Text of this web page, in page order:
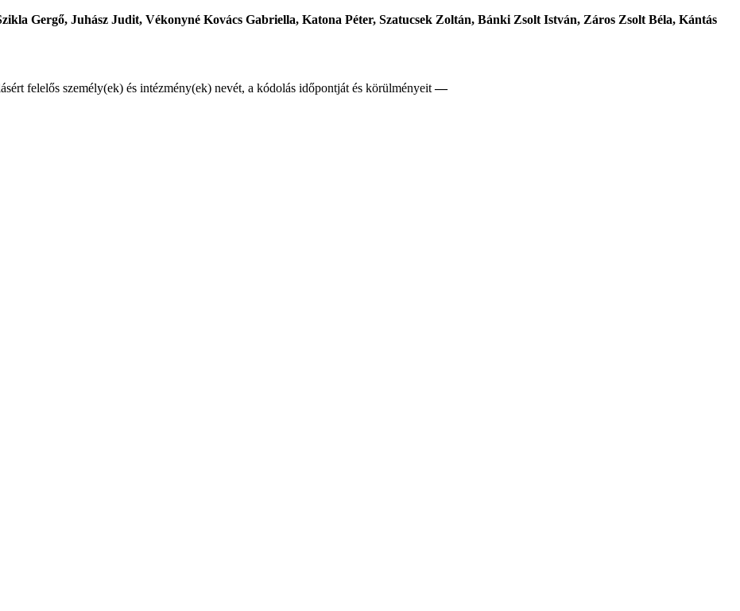
Gergő, Juhász Judit, Vékonyné Kovács Gabriella, Katona Péter, Szatucsek Zoltán, Bánki Zsolt István, Záros Zsolt Béla, Kántás
felelős személy(ek) és intézmény(ek) nevét, a kódolás időpontját és körülményeit —